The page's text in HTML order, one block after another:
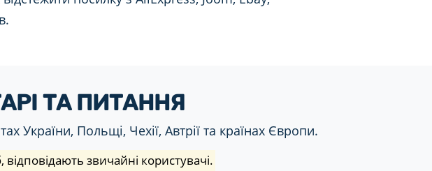
ТА ПИТАННЯ
України, Польщі, Чехії, Автрії та країнах Європи.
звичайні користувачі.